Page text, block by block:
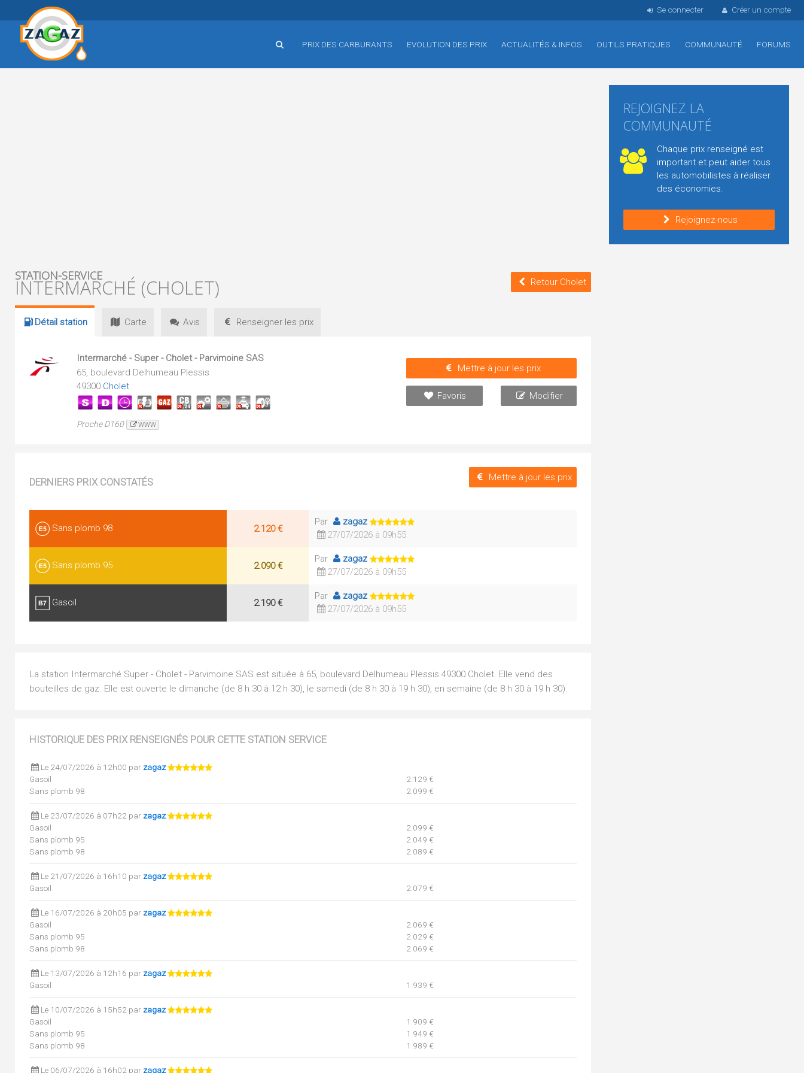
Se connecter Créer un compte
PRIX DES CARBURANTS EVOLUTION DES PRIX ACTUALITÉS & INFOS OUTILS PRATIQUES COMMUNAUTÉ FORUMS
STATION-SERVICE
INTERMARCHÉ (CHOLET) Retour Cholet
Détail station Carte Avis Renseigner les prix
Intermarché - Super - Cholet - Parvimoine SAS
65, boulevard Delhumeau Plessis
49300 Cholet
Proche D160 WWW
Mettre à jour les prix
Favoris Modifier
DERNIERS PRIX CONSTATÉS Mettre à jour les prix
Sans plomb 98 2.120 €
Par
zagaz
27/07/2026 à 09h55
Sans plomb 95 2.090 €
Par
zagaz
27/07/2026 à 09h55
Gasoil 2.190 €
Par
zagaz
27/07/2026 à 09h55
La station Intermarché Super - Cholet - Parvimoine SAS est située à 65, boulevard Delhumeau Plessis 49300 Cholet. Elle vend des
bouteilles de gaz. Elle est ouverte le dimanche (de 8 h 30 à 12 h 30), le samedi (de 8 h 30 à 19 h 30), en semaine (de 8 h 30 à 19 h 30).
HISTORIQUE DES PRIX RENSEIGNÉS POUR CETTE STATION SERVICE
Le 24/07/2026 à 12h00 par zagaz
Gasoil
2.129 €
Sans plomb 98
2.099 €
Le 23/07/2026 à 07h22 par zagaz
Gasoil
2.099 €
Sans plomb 95
2.049 €
Sans plomb 98
2.089 €
Le 21/07/2026 à 16h10 par zagaz
Gasoil
2.079 €
Le 16/07/2026 à 20h05 par zagaz
Gasoil
2.069 €
Sans plomb 95
2.029 €
Sans plomb 98
2.069 €
Le 13/07/2026 à 12h16 par zagaz
Gasoil
1.939 €
Le 10/07/2026 à 15h52 par zagaz
Gasoil
1.909 €
Sans plomb 95
1.949 €
Sans plomb 98
1.989 €
Le 06/07/2026 à 16h02 par zagaz
REJOIGNEZ LA
COMMUNAUTÉ
Chaque prix renseigné est
important et peut aider tous
les automobilistes à réaliser
des économies.
Rejoignez-nous